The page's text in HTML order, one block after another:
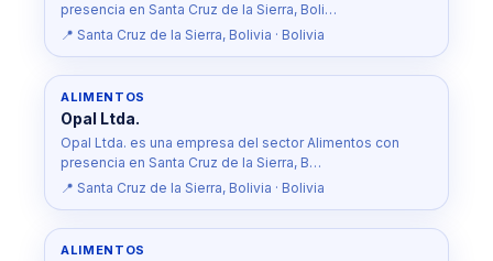
presencia en Santa Cruz de la Sierra, Boli…
📍 Santa Cruz de la Sierra, Bolivia · Bolivia
ALIMENTOS
Opal Ltda.
Opal Ltda. es una empresa del sector Alimentos con
presencia en Santa Cruz de la Sierra, B…
📍 Santa Cruz de la Sierra, Bolivia · Bolivia
ALIMENTOS